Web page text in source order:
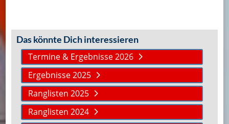
Das könnte Dich interessieren
Termine & Ergebnisse 2026
Ergebnisse 2025
Ranglisten 2025
Ranglisten 2024